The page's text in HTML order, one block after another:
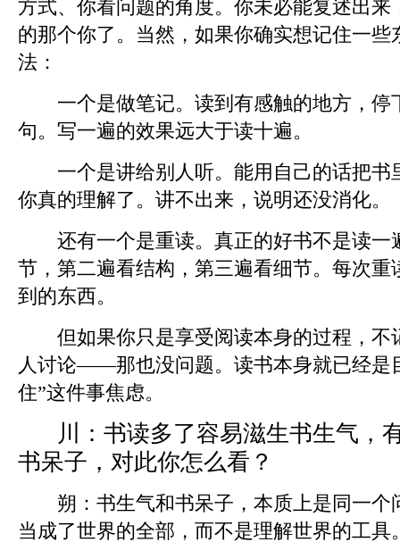
方式、你看问题的角度。你未必能复述出来
的那个你了。当然，如果你确实想记住一些
法：
一个是做笔记。读到有感触的地方，停
句。写一遍的效果远大于读十遍。
一个是讲给别人听。能用自己的话把书
你真的理解了。讲不出来，说明还没消化。
还有一个是重读。真正的好书不是读一
节，第二遍看结构，第三遍看细节。每次重
到的东西。
但如果你只是享受阅读本身的过程，不
人讨论——那也没问题。读书本身就已经是
住”这件事焦虑。
川： 书读多了容易滋生书生气，
书呆子，对此你怎么看？
朔： 书生气和书呆子，本质上是同一个
当成了世界的全部，而不是理解世界的工